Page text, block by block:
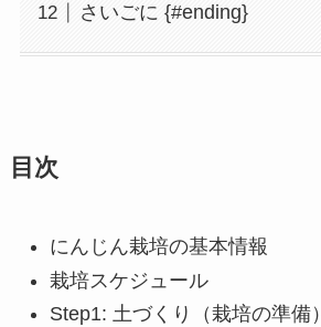
さいごに {#ending}
目次
にんじん栽培の基本情報
栽培スケジュール
Step1: 土づくり（栽培の準備）